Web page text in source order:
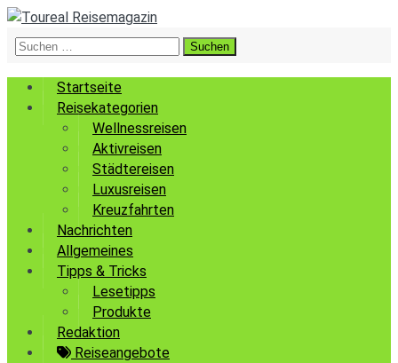
Suchen
Startseite
Reisekategorien
Wellnessreisen
Aktivreisen
Städtereisen
Luxusreisen
Kreuzfahrten
Nachrichten
Allgemeines
Tipps & Tricks
Lesetipps
Produkte
Redaktion
Reiseangebote